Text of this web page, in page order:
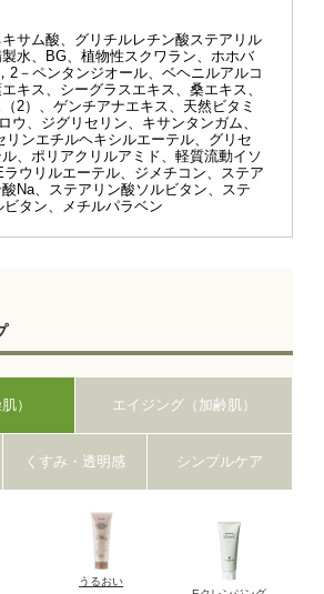
サム酸、グリチルレチン酸ステアリル
水、BG、植物性スクワラン、ホホバ
2－ペンタンジオール、ベヘニルアルコ
キス、シーグラスエキス、桑エキス、
2）、ゲンチアナエキス、天然ビタミ
ウ、ジグリセリン、キサンタンガム、
リンエチルヘキシルエーテル、グリセ
、ポリアクリルアミド、軽質流動イソ
ウリルエーテル、ジメチコン、ステア
Na、ステアリン酸ソルビタン、ステ
タン、メチルパラベン